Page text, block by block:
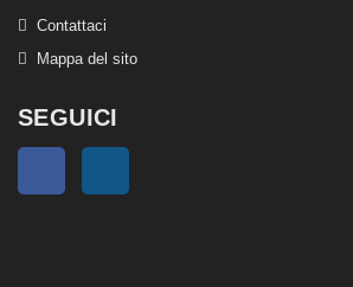
Contattaci
Mappa del sito
SEGUICI